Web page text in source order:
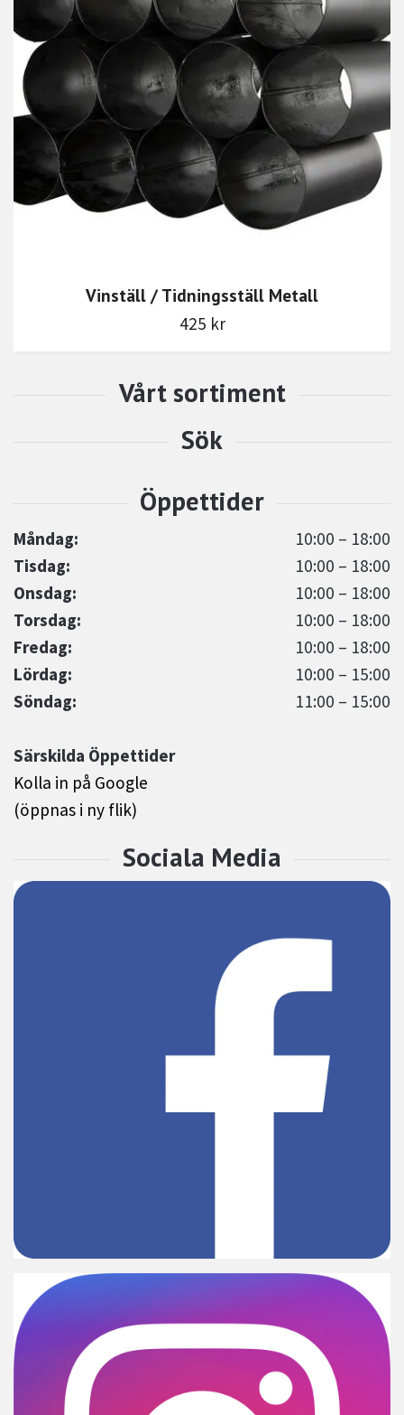
Måndag:
10:00 – 18:00
Tisdag:
10:00 – 18:00
Onsdag:
10:00 – 18:00
Torsdag:
10:00 – 18:00
Fredag:
10:00 – 18:00
Lördag:
10:00 – 15:00
Söndag:
11:00 – 15:00
Särskilda Öppettider
Kolla in på Google
(öppnas i ny flik)
Vinställ / Tidningsställ Metall
425 kr